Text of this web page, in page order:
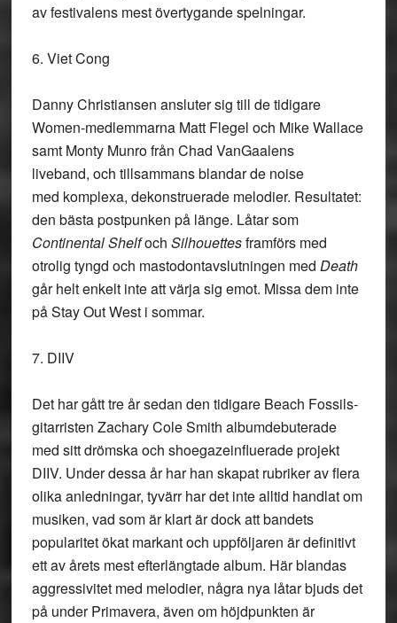
av festivalens mest övertygande spelningar.
6. Viet Cong
Danny Christiansen ansluter sig till de tidigare
Women-medlemmarna Matt Flegel och Mike Wallace
samt Monty Munro från Chad VanGaalens
liveband, och tillsammans blandar de noise
med komplexa, dekonstruerade melodier. Resultatet:
den bästa postpunken på länge. Låtar som
Continental Shelfoch Silhouettesframförs med
otrolig tyngd och mastodontavslutningen med Death
går helt enkelt inte att värja sig emot. Missa dem inte
på Stay Out West i sommar.
7. DIIV
Det har gått tre år sedan den tidigare Beach Fossils-
gitarristen Zachary Cole Smith albumdebuterade
med sitt drömska och shoegazeinfluerade projekt
DIIV. Under dessa år har han skapat rubriker av flera
olika anledningar, tyvärr har det inte alltid handlat om
musiken, vad som är klart är dock att bandets
popularitet ökat markant och uppföljaren är definitivt
ett av årets mest efterlängtade album. Här blandas
aggressivitet med melodier, några nya låtar bjuds det
på under Primavera, även om höjdpunkten är